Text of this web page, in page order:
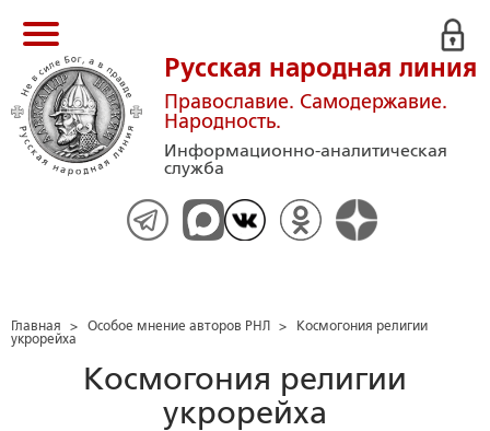
Русская народная линия
Православие. Самодержавие.
Народность.
Информационно-аналитическая
служба
Главная > Особое мнение авторов РНЛ >
Космогония религии
укрорейха
Космогония религии
укрорейха